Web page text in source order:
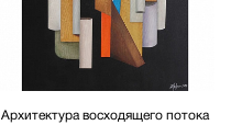
Архитектура восходящего потока